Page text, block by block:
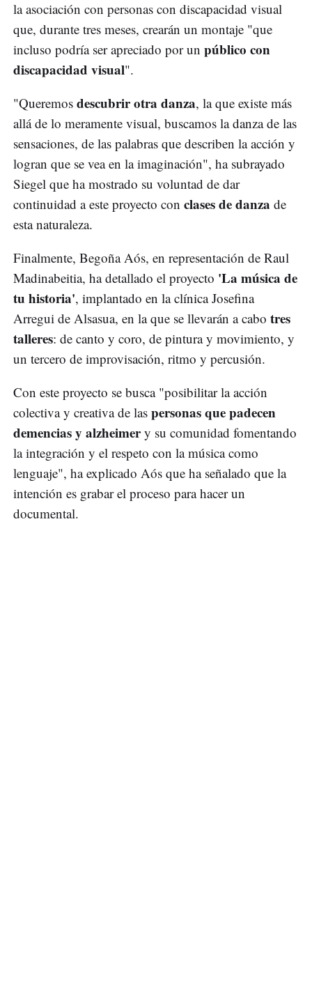
la asociación con personas con discapacidad visual
que, durante tres meses, crearán un montaje "que
incluso podría ser apreciado por un público con
discapacidad visual".
"Queremos descubrir otra danza, la que existe más
allá de lo meramente visual, buscamos la danza de las
sensaciones, de las palabras que describen la acción y
logran que se vea en la imaginación", ha subrayado
Siegel que ha mostrado su voluntad de dar
continuidad a este proyecto con clases de danza de
esta naturaleza.
Finalmente, Begoña Aós, en representación de Raul
Madinabeitia, ha detallado el proyecto 'La música de
tu historia', implantado en la clínica Josefina
Arregui de Alsasua, en la que se llevarán a cabo tres
talleres: de canto y coro, de pintura y movimiento, y
un tercero de improvisación, ritmo y percusión.
Con este proyecto se busca "posibilitar la acción
colectiva y creativa de las personas que padecen
demencias y alzheimery su comunidad fomentando
la integración y el respeto con la música como
lenguaje", ha explicado Aós que ha señalado que la
intención es grabar el proceso para hacer un
documental.